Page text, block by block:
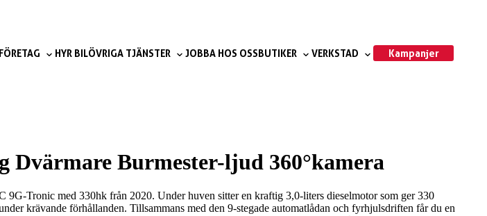
FÖRETAG HYR BILÖVRIGA TJÄNSTER JOBBA HOS OSSBUTIKER VERKSTAD Kampanjer
Dvärmare Burmester-ljud 360°kamera
Tronic med 330hk från 2020. Under huven sitter en kraftig 3,0-liters dieselmotor som ger 330
krävande förhållanden. Tillsammans med den 9-stegade automatlådan och fyrhjulsdriften får du en